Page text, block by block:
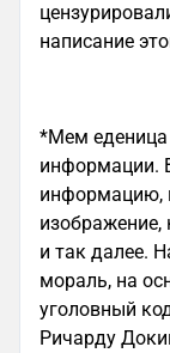
написание
*Мем еденица
информации.
информацию,
изображение,
и так далее.
мораль, на
уголовный
Ричарду